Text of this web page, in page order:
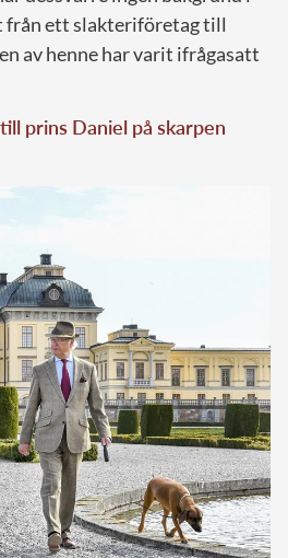
från ett slakteriföretag till
av henne har varit ifrågasatt
prins Daniel på skarpen